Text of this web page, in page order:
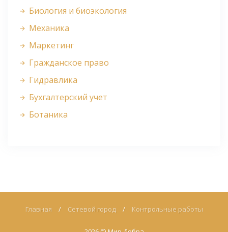
Биология и биоэкология
Механика
Маркетинг
Гражданское право
Гидравлика
Бухгалтерский учет
Ботаника
Главная / Сетевой город / Контрольные работы